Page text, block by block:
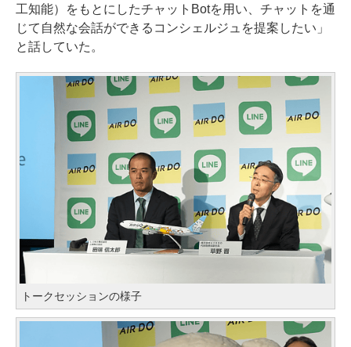
工知能）をもとにしたチャットBotを用い、チャットを通
じて自然な会話ができるコンシェルジュを提案したい」
と話していた。
トークセッションの様子